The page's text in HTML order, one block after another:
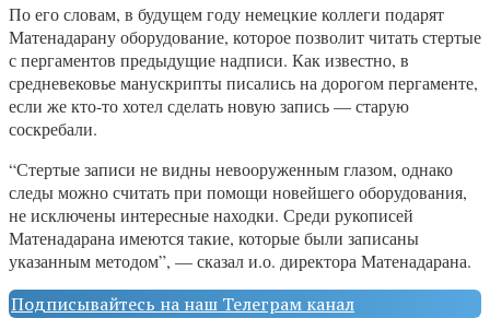
По его словам, в будущем году немецкие коллеги подарят
Матенадарану оборудование, которое позволит читать стертые
с пергаментов предыдущие надписи. Как известно, в
средневековье манускрипты писались на дорогом пергаменте,
если же кто-то хотел сделать новую запись — старую
соскребали.
“Стертые записи не видны невооруженным глазом, однако
следы можно считать при помощи новейшего оборудования,
не исключены интересные находки. Среди рукописей
Матенадарана имеются такие, которые были записаны
указанным методом”, — сказал и.о. директора Матенадарана.
Подписывайтесь на наш Телеграм канал